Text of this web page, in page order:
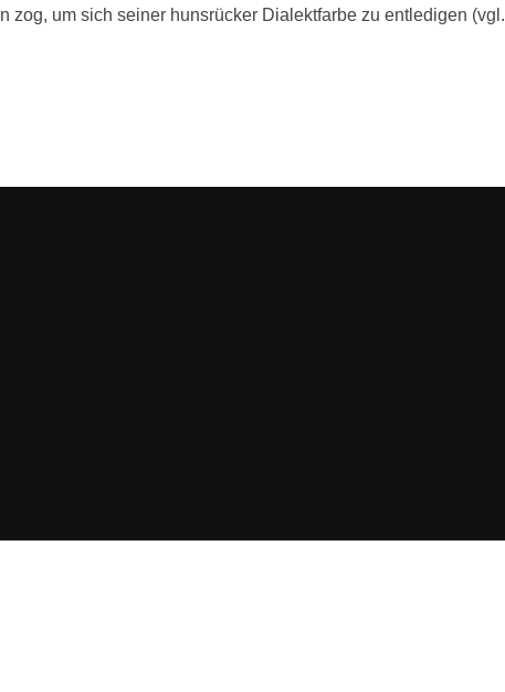
um sich seiner hunsrücker Dialektfarbe zu entledigen (vgl.